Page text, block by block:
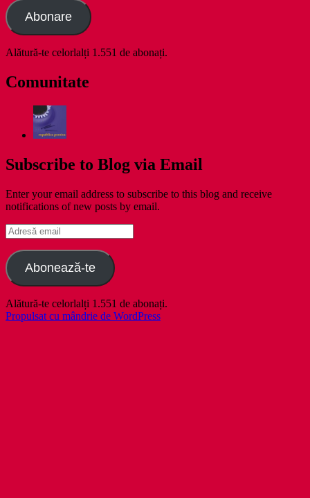
Abonare
Alătură-te celorlalți 1.551 de abonați.
Comunitate
Subscribe to Blog via Email
Enter your email address to subscribe to this blog and receive
notifications of new posts by email.
Adresă
email
Abonează-te
Alătură-te celorlalți 1.551 de abonați.
Propulsat cu mândrie de WordPress